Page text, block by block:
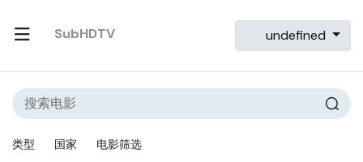
SubHDTV undefined
类型 国家 电影筛选